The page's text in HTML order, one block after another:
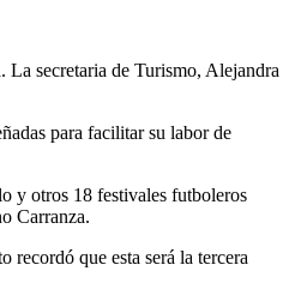
secretaria de Turismo, Alejandra
para facilitar su labor de
y otros 18 festivales futboleros
Carranza.
recordó que esta será la tercera